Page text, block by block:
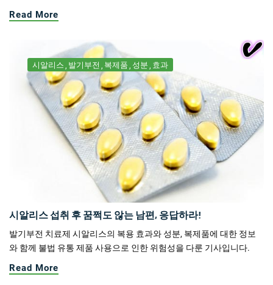
Read More
시알리스 발기부전 복제품 성분 효과
시알리스 섭취 후 꿈쩍도 않는 남편, 응답하라!
발기부전 치료제 시알리스의 복용 효과와 성분, 복제품에 대한 정보
와 함께 불법 유통 제품 사용으로 인한 위험성을 다룬 기사입니다.
Read More